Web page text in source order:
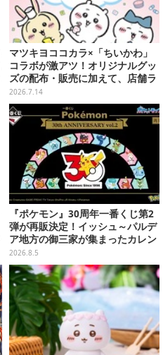
マツキヨココカラ×「ちいかわ」
コラボが激アツ！オリジナルグッ
ズの配布・販売に加えて、店舗ラ
ッピングや”花火打ち上げ”まで盛
り沢山
2026.7.14
『ポケモン』30周年一番くじ第2
弾が再販決定！イッシュ～パルデ
ア地方の御三家が集まったカレン
ダー、ぬいぐるみなど記念グッズ
盛りだくさん
2026.8.5